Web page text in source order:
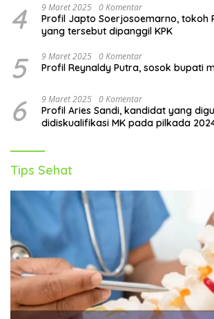
4 9 Maret 2025 0 Komentar
Profil Japto Soerjosoemarno, tokoh
yang tersebut dipanggil KPK
5 9 Maret 2025 0 Komentar
Profil Reynaldy Putra, sosok bupati
6 9 Maret 2025 0 Komentar
Profil Aries Sandi, kandidat yang
didiskualifikasi MK pada pilkada
Tips Sehat